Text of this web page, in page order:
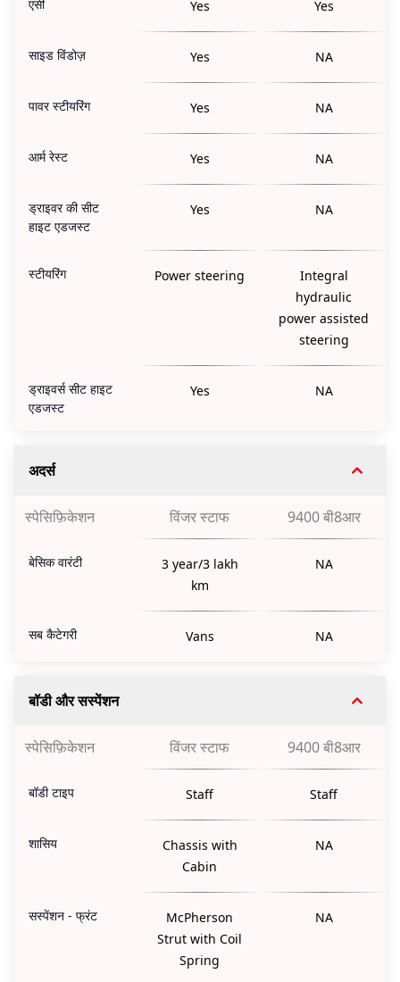
एसी Yes Yes
साइड विंडोज़ Yes NA
पावर स्टीयरिंग Yes NA
आर्म रेस्ट Yes NA
ड्राइवर की सीट
हाइट एडजस्ट
Yes NA
स्टीयरिंग Power steering
Integral
hydraulic
power assisted
steering
ड्राइवर्स सीट हाइट
एडजस्ट
Yes NA
अदर्स
स्पेसिफ़िकेशन विंजर स्टाफ 9400 बी8आर
बेसिक वारंटी
3 year/3 lakh
km
NA
सब कैटेगरी Vans NA
बॉडी और सस्पेंशन
स्पेसिफ़िकेशन विंजर स्टाफ 9400 बी8आर
बॉडी टाइप Staff Staff
शासिय
Chassis with
Cabin
NA
सस्पेंशन - फ्रंट
McPherson
Strut with Coil
Spring
NA